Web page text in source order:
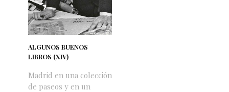
ALGUNOS BUENOS
LIBROS (XIV)
Madrid en una colección
de paseos y en un